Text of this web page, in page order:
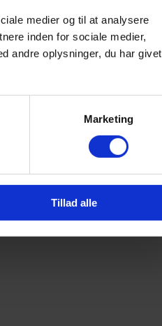
medier og til at analysere
inden for sociale medier,
andre oplysninger, du har givet
Marketing
Tillad alle